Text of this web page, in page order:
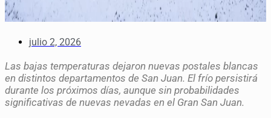
julio 2, 2026
Las bajas temperaturas dejaron nuevas postales blancas
en distintos departamentos de San Juan. El frío persistirá
durante los próximos días, aunque sin probabilidades
significativas de nuevas nevadas en el Gran San Juan.